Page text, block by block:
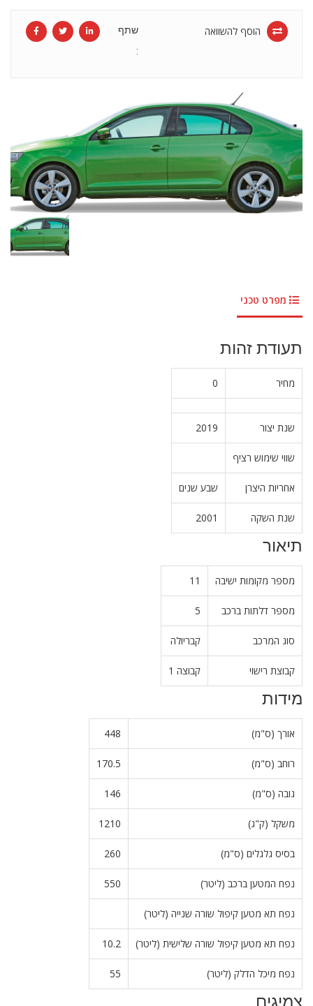
הוסף להשוואה
שתף
:
מפרט טכני
תעודת זהות
מחיר 0
שנת יצור 2019
שווי שימוש רציף
אחריות היצרן שבע שנים
שנת השקה 2001
תיאור
מספר מקומות ישיבה 11
מספר דלתות ברכב 5
סוג המרכב קבריולה
קבוצת רישוי קבוצה 1
מידות
אורך (ס"מ) 448
רוחב (ס"מ) 170.5
גובה (ס"מ) 146
משקל (ק"ג) 1210
בסיס גלגלים (ס"מ) 260
נפח המטען ברכב (ליטר) 550
נפח תא מטען קיפול שורה שנייה (ליטר)
נפח תא מטען קיפול שורה שלישית (ליטר) 10.2
נפח מיכל הדלק (ליטר) 55
צמיגים